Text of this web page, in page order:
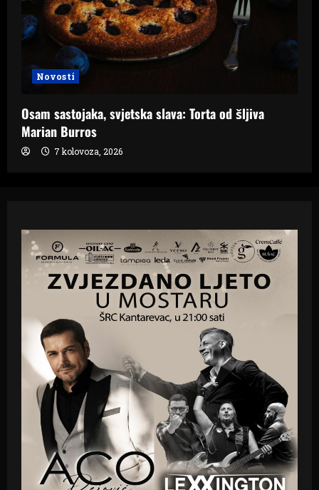
Novosti
Osam sastojaka, svjetska slava: Torta od šljiva
Marian Burros
7 kolovoza, 2026